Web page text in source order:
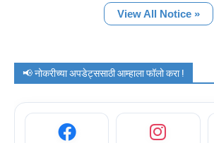
View All Notice »
📢 नोकरीच्या अपडेट्ससाठी आम्हाला फॉलो करा !